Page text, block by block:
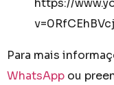
https://
Para mais
WhatsApp ou